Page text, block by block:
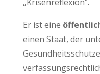
Er ist eine
einen Staat, der